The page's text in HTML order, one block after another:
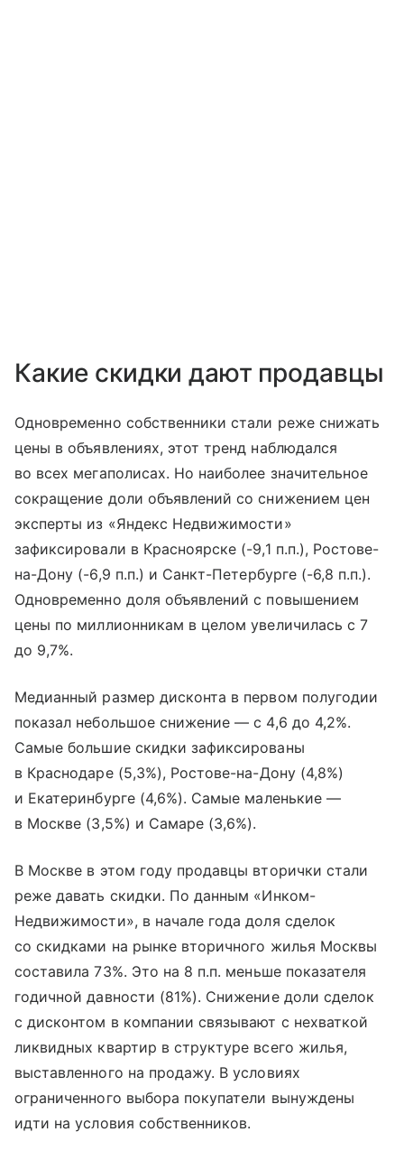
Какие скидки дают продавцы
Одновременно собственники стали реже снижать
цены в объявлениях, этот тренд наблюдался
во всех мегаполисах. Но наиболее значительное
сокращение доли объявлений со снижением цен
эксперты из «Яндекс Недвижимости»
зафиксировали в Красноярске (-9,1 п.п.), Ростове-
на-Дону (-6,9 п.п.) и Санкт-Петербурге (-6,8 п.п.).
Одновременно доля объявлений с повышением
цены по миллионникам в целом увеличилась с 7
до 9,7%.
Медианный размер дисконта в первом полугодии
показал небольшое снижение — с 4,6 до 4,2%.
Самые большие скидки зафиксированы
в Краснодаре (5,3%), Ростове-на-Дону (4,8%)
и Екатеринбурге (4,6%). Самые маленькие —
в Москве (3,5%) и Самаре (3,6%).
В Москве в этом году продавцы вторички стали
реже давать скидки. По данным «Инком-
Недвижимости», в начале года доля сделок
со скидками на рынке вторичного жилья Москвы
составила 73%. Это на 8 п.п. меньше показателя
годичной давности (81%). Снижение доли сделок
с дисконтом в компании связывают с нехваткой
ликвидных квартир в структуре всего жилья,
выставленного на продажу. В условиях
ограниченного выбора покупатели вынуждены
идти на условия собственников.